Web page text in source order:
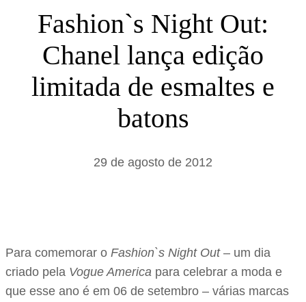
a
Fashion`s Night Out:
Chanel lança edição
limitada de esmaltes e
batons
29 de agosto de 2012
Para comemorar o Fashion`s Night Out– um dia
criado pela Vogue America para celebrar a moda e
que esse ano é em 06 de setembro – várias marcas